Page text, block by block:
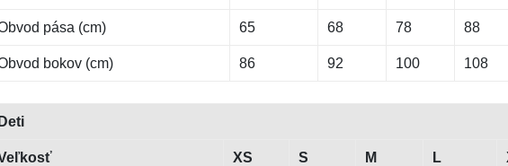
pása (cm) 65 68 78 88
bokov (cm) 86 92 100 108
XS S M L